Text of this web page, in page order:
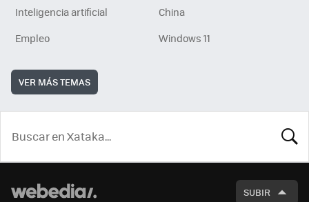
Inteligencia artificial
China
Empleo
Windows 11
VER MÁS TEMAS
SUBIR